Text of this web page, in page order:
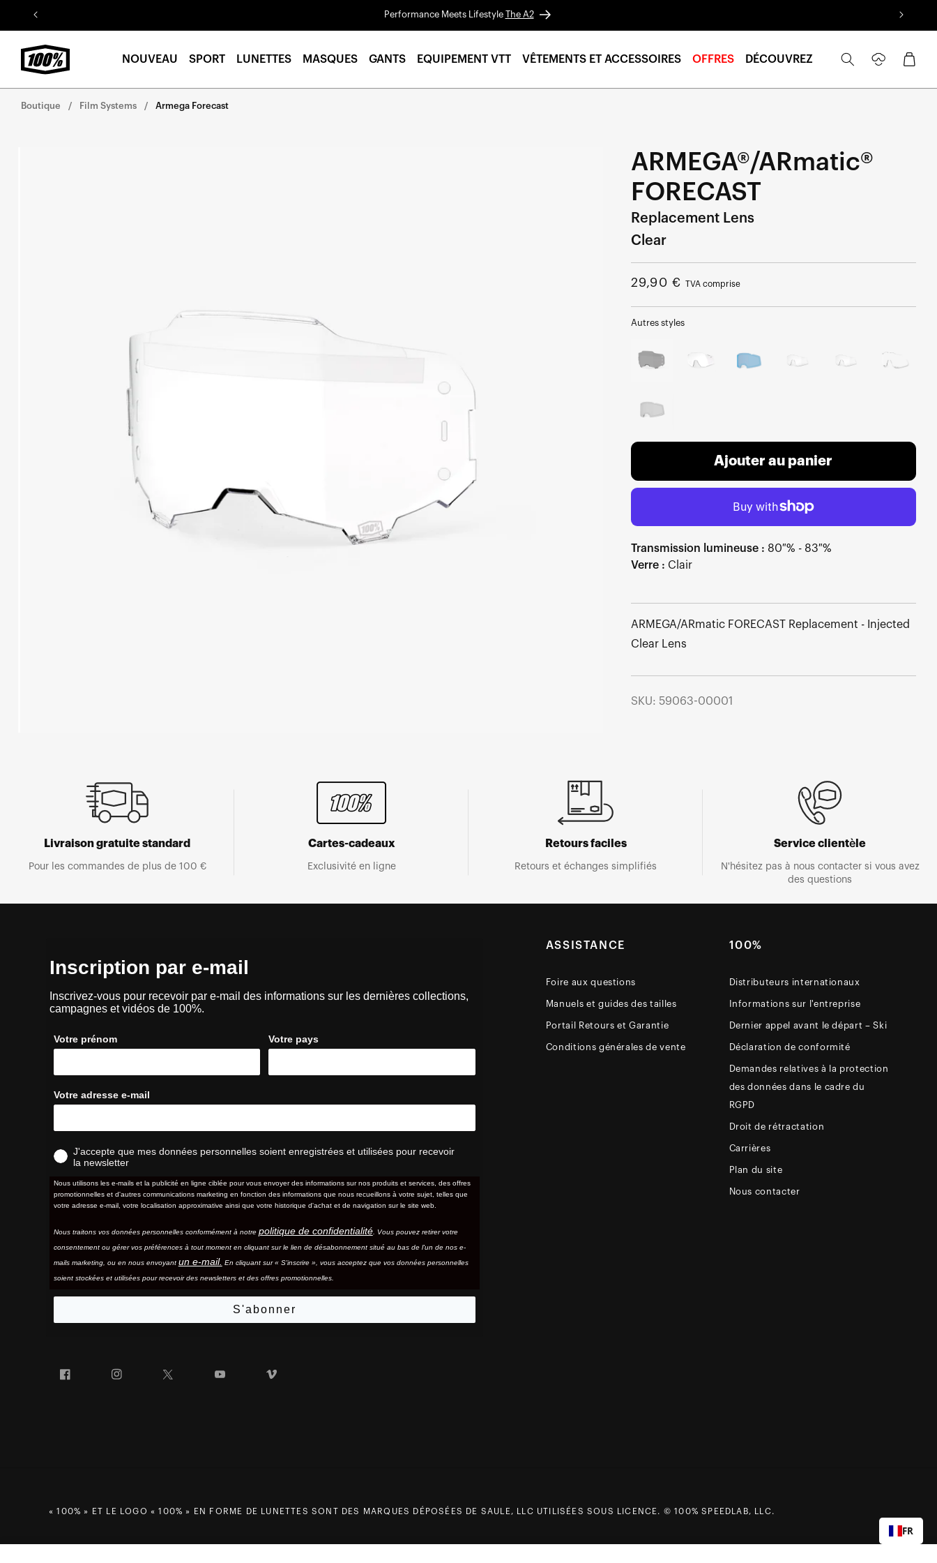
Aller au
contenu
Performance Meets Lifestyle The A2
NOUVEAU SPORT LUNETTES MASQUES GANTS EQUIPEMENT VTT VÊTEMENTS ET ACCESSOIRES OFFRES DÉCOUVREZ
connecter
Panier
Boutique Film Systems Armega Forecast
ARMEGA®/ARmatic®
FORECAST
Replacement Lens
Clear
Prix
29,90 € TVA comprise
Autres styles
Ajouter au panier
Transmission lumineuse : 80 % - 83 %
Verre : Clair
ARMEGA/ARmatic FORECAST Replacement - Injected
Clear Lens
SKU: 59063-00001
Livraison gratuite standard
Pour les commandes de plus de 100 €
Cartes-cadeaux
Exclusivité en ligne
Retours faciles
Retours et échanges simplifiés
Service clientèle
N'hésitez pas à nous contacter si vous avez
des questions
Inscription par e-mail
Inscrivez-vous pour recevoir par e-mail des informations sur les dernières collections,
campagnes et vidéos de 100%.
Votre prénom Votre pays
Votre adresse e-mail
J'accepte que mes données personnelles soient enregistrées et utilisées pour recevoir
la newsletter
Nous utilisons les e-mails et la publicité en ligne ciblée pour vous envoyer des informations sur nos produits et services, des offres
promotionnelles et d'autres communications marketing en fonction des informations que nous recueillons à votre sujet, telles que
votre adresse e-mail, votre localisation approximative ainsi que votre historique d'achat et de navigation sur le site web.
Nous traitons vos données personnelles conformément à notre politique de confidentialité. Vous pouvez retirer votre
consentement ou gérer vos préférences à tout moment en cliquant sur le lien de désabonnement situé au bas de l'un de nos e-
mails marketing, ou en nous envoyant un e-mail. En cliquant sur « S'inscrire », vous acceptez que vos données personnelles
soient stockées et utilisées pour recevoir des newsletters et des offres promotionnelles.
S'abonner
Facebook Instagram YouTube
ASSISTANCE
Foire aux questions
Manuels et guides des tailles
Portail Retours et Garantie
Conditions générales de vente
100%
Distributeurs internationaux
Informations sur l'entreprise
Dernier appel avant le départ – Ski
Déclaration de conformité
Demandes relatives à la protection
des données dans le cadre du
RGPD
Droit de rétractation
Carrières
Plan du site
Nous contacter
« 100% » ET LE LOGO « 100% » EN FORME DE LUNETTES SONT DES MARQUES DÉPOSÉES DE SAULE, LLC UTILISÉES SOUS LICENCE. © 100% SPEEDLAB, LLC.
FR